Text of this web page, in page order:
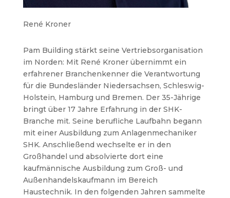
René Kroner
Pam Building stärkt seine Vertriebsorganisation
im Norden: Mit René Kroner übernimmt ein
erfahrener Branchenkenner die Verantwortung
für die Bundesländer Niedersachsen, Schleswig-
Holstein, Hamburg und Bremen. Der 35-Jährige
bringt über 17 Jahre Erfahrung in der SHK-
Branche mit. Seine berufliche Laufbahn begann
mit einer Ausbildung zum Anlagenmechaniker
SHK. Anschließend wechselte er in den
Großhandel und absolvierte dort eine
kaufmännische Ausbildung zum Groß- und
Außenhandelskaufmann im Bereich
Haustechnik. In den folgenden Jahren sammelte